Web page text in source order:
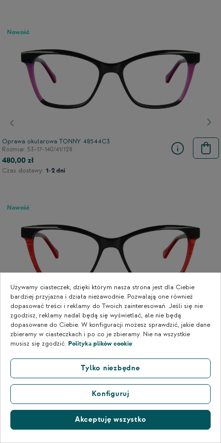
Poprzedni
Nowość
Oprawa okularowa TONNY 48544C3
Rozmiar: 53-17-140/41/128
480,00 zł
Czas dostawy: 1-2 dni
Poprzedni
Nowość
Oprawa okularowa TONNY 48544C2
Rozmiar: 53-17-140/41/128
480,00 zł
Czas dostawy: 1-2 dni
Nowość
Używamy ciasteczek, dzięki którym nasza strona jest dla Ciebie
bardziej przyjazna i działa niezawodnie. Pozwalają one również
dopasować treści i reklamy do Twoich zainteresowań. Jeśli się nie
zgodzisz, reklamy nadal będą się wyświetlać, ale nie będą
dopasowane do Ciebie. W konfiguracji możesz sprawdzić, jakie dane
zbieramy w ciasteczkach i po co je zbieramy. Nie na wszystkie
musisz się zgodzić. Polityka plików cookie
Tylko niezbędne
Konfiguruj
Akceptuję wszystko